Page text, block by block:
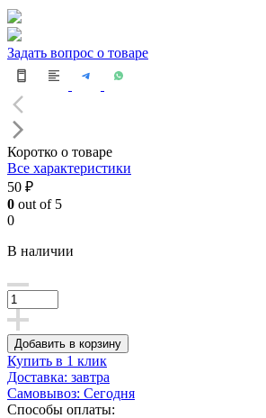
Задать вопрос о товаре
Коротко о товаре
Все характеристики
50 ₽
0 out of 5
0
В наличии
Добавить в корзину
Купить в 1 клик
Доставка: завтра
Самовывоз: Сегодня
Способы оплаты: